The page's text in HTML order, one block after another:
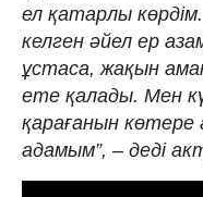
ел қатарлы
келген әйел ер
ұстаса, жақын
ете қалады. Мен
қарағанын көтере
адамым”, – деді